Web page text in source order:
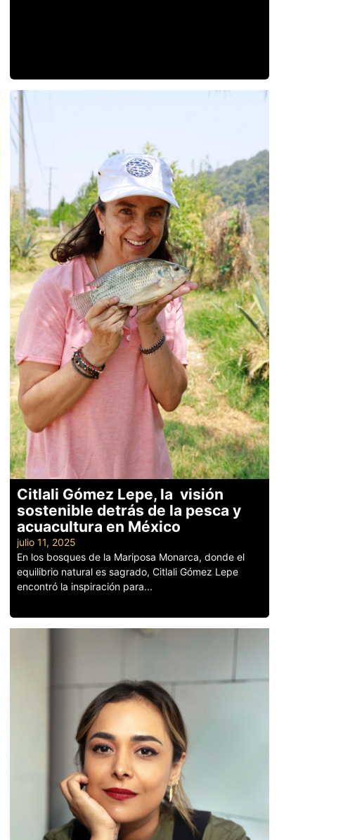
Citlali Gómez Lepe, la visión
sostenible detrás de la pesca y
acuacultura en México
julio 11, 2025
En los bosques de la Mariposa Monarca, donde el
equilibrio natural es sagrado, Citlali Gómez Lepe
encontró la inspiración para...